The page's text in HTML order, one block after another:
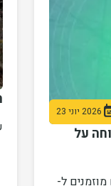
2026 יוני 23
על
ל-